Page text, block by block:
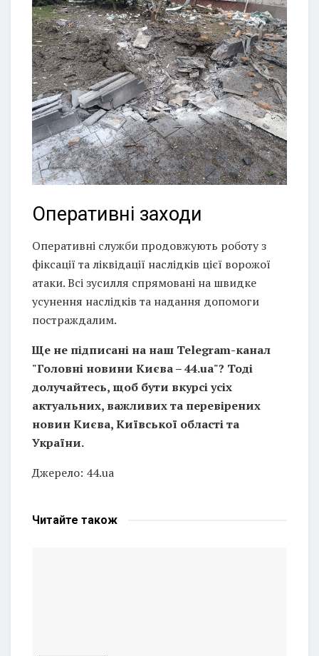
Оперативні заходи
Оперативні служби продовжують роботу з
фіксації та ліквідації наслідків цієї ворожої
атаки. Всі зусилля спрямовані на швидке
усунення наслідків та надання допомоги
постраждалим.
Ще не підписані на наш Telegram-канал
"Головні новини Києва – 44.ua"? Тоді
долучайтесь, щоб бути вкурсі усіх
актуальних, важливих та перевірених
новин Києва, Київської області та
України.
Джерело: 44.ua
Читайте також